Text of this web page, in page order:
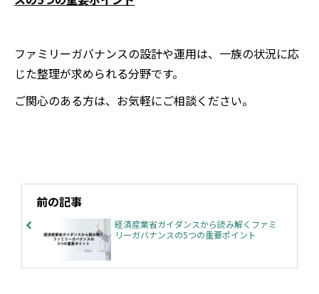
ファミリーガバナンスの設計や運用は、一族の状況に応
じた整理が求められる分野です。
ご関心のある方は、お気軽にご相談ください。
前の記事
経済産業省ガイダンスから読み解くファミ
リーガバナンスの5つの重要ポイント